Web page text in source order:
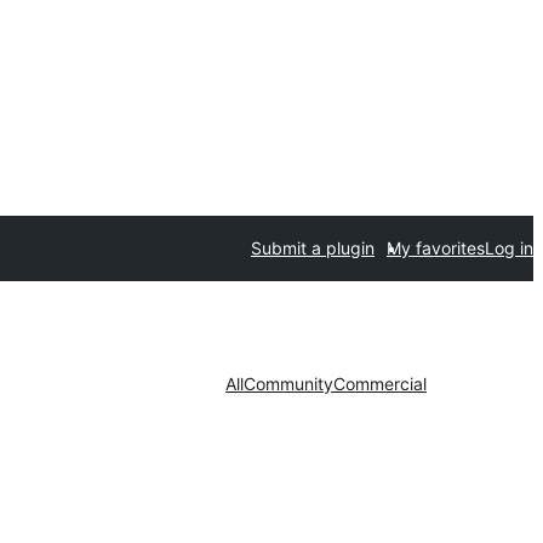
Submit a plugin My favoritesLog in
AllCommunityCommercial